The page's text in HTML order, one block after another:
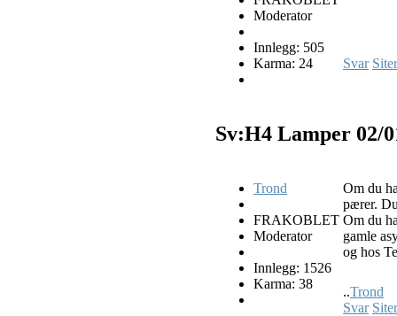
Moderator
Innlegg: 505
Karma: 24
Svar Siter
Sv:H4 Lamper 02/
Trond
FRAKOBLET
Moderator
Innlegg: 1526
Karma: 38
Om du
pærer.
Om du
gamle
og hos
..Trond
Svar Siter